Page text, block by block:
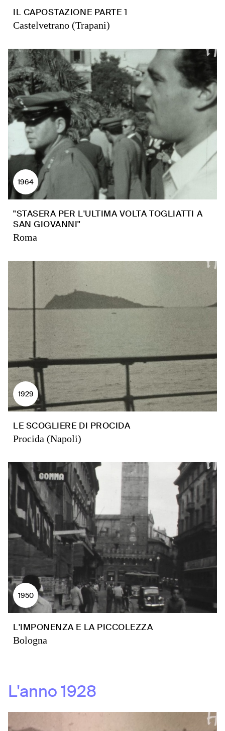
IL CAPOSTAZIONE PARTE 1
Castelvetrano (Trapani)
1964
"STASERA PER L'ULTIMA VOLTA TOGLIATTI A
SAN GIOVANNI"
Roma
1929
LE SCOGLIERE DI PROCIDA
Procida (Napoli)
1950
L'IMPONENZA E LA PICCOLEZZA
Bologna
L'anno1928